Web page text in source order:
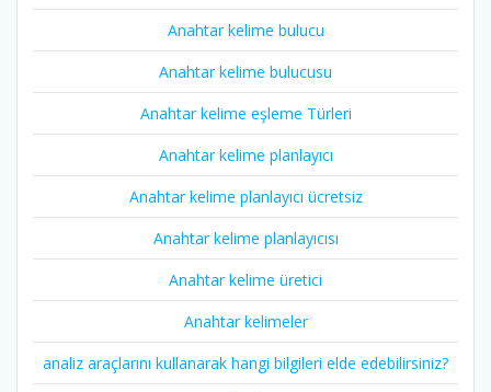
Anahtar kelime bulucu
Anahtar kelime bulucusu
Anahtar kelime eşleme Türleri
Anahtar kelime planlayıcı
Anahtar kelime planlayıcı ücretsiz
Anahtar kelime planlayıcısı
Anahtar kelime üretici
Anahtar kelimeler
analiz araçlarını kullanarak hangi bilgileri elde edebilirsiniz?